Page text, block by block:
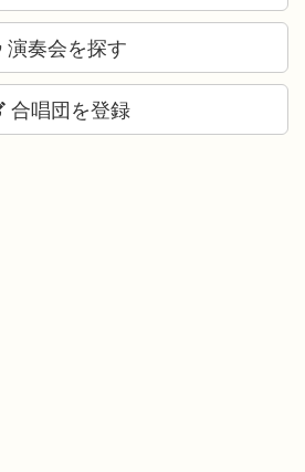
演奏会を探す
合唱団を登録